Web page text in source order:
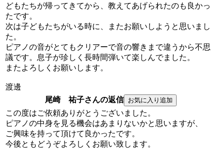
どもたちが帰ってきてから、教えてあげられたのも良かっ
たです。
次は子どもたちがいる時に、またお願いしようと思いまし
た。
ピアノの音がとてもクリアーで音の響きまで違うから不思
議です。息子が珍しく長時間弾いて楽しんでました。
またよろしくお願いします。
渡邊
尾崎 祐子さんの返信
この度はご依頼ありがとうございました。
ピアノの中身を見る機会はあまりないかと思いますが、
ご興味を持って頂けて良かったです。
今後ともどうぞよろしくお願い致します。